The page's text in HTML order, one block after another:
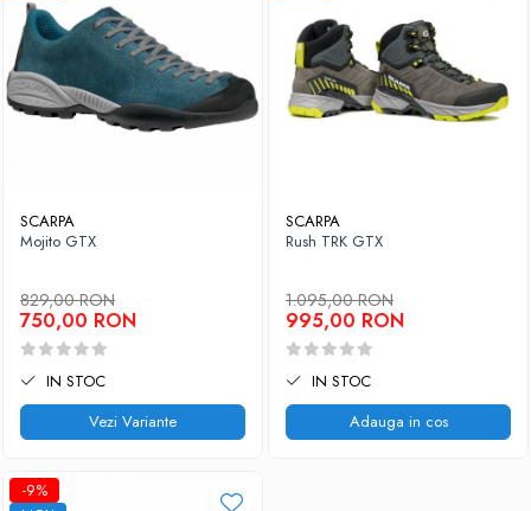
SCARPA
Mojito GTX
829,00 RON
750,00 RON
IN STOC
Vezi Variante
SCARPA
Rush TRK GTX
1.095,00 RON
995,00 RON
IN STOC
Adauga in cos
-9%